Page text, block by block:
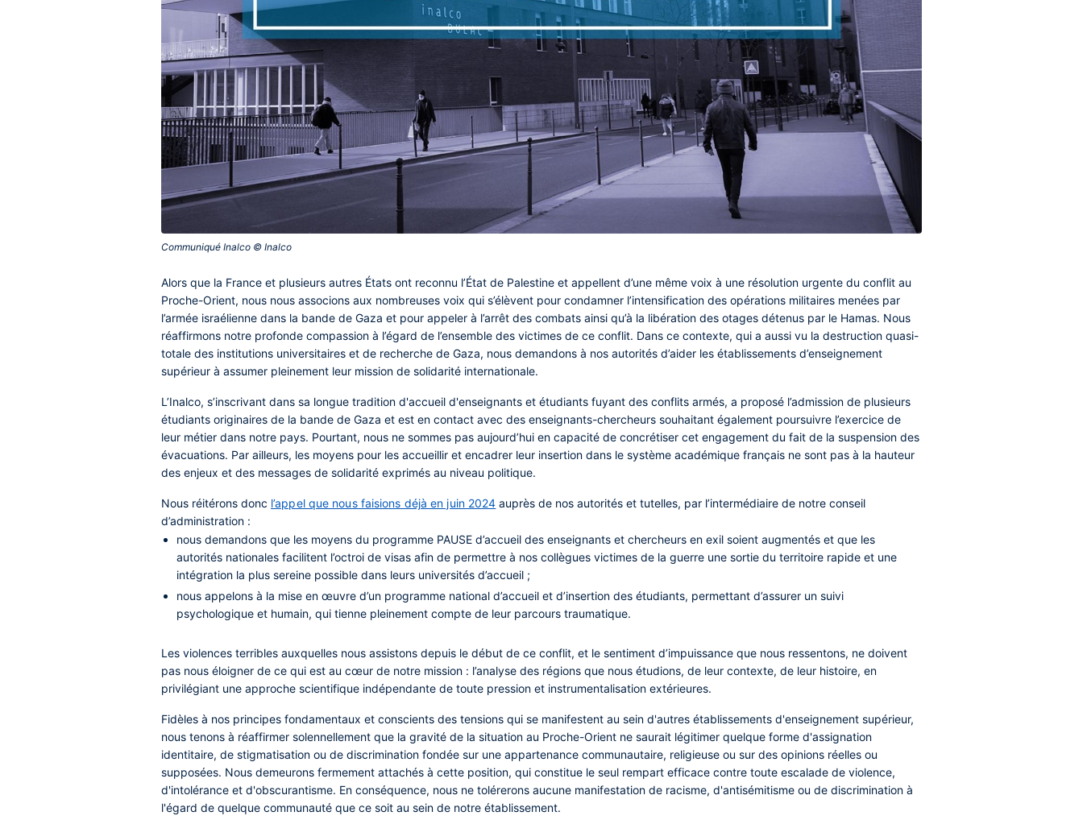
Communiqué Inalco © Inalco‎
Contenu
central
Alors que la France et plusieurs autres États ont reconnu l’État de Palestine et appellent d’une même voix à une résolution urgente du conflit au
Proche-Orient, nous nous associons aux nombreuses voix qui s’élèvent pour condamner l’intensification des opérations militaires menées par
l’armée israélienne dans la bande de Gaza et pour appeler à l’arrêt des combats ainsi qu’à la libération des otages détenus par le Hamas. Nous
réaffirmons notre profonde compassion à l’égard de l’ensemble des victimes de ce conflit. Dans ce contexte, qui a aussi vu la destruction quasi-
totale des institutions universitaires et de recherche de Gaza, nous demandons à nos autorités d’aider les établissements d’enseignement
supérieur à assumer pleinement leur mission de solidarité internationale.
L’Inalco, s’inscrivant dans sa longue tradition d'accueil d'enseignants et étudiants fuyant des conflits armés, a proposé l’admission de plusieurs
étudiants originaires de la bande de Gaza et est en contact avec des enseignants-chercheurs souhaitant également poursuivre l’exercice de
leur métier dans notre pays. Pourtant, nous ne sommes pas aujourd’hui en capacité de concrétiser cet engagement du fait de la suspension des
évacuations. Par ailleurs, les moyens pour les accueillir et encadrer leur insertion dans le système académique français ne sont pas à la hauteur
des enjeux et des messages de solidarité exprimés au niveau politique.
Nous réitérons donc l’appel que nous faisions déjà en juin 2024 auprès de nos autorités et tutelles, par l’intermédiaire de notre conseil
d’administration :
nous demandons que les moyens du programme PAUSE d’accueil des enseignants et chercheurs en exil soient augmentés et que les
autorités nationales facilitent l’octroi de visas afin de permettre à nos collègues victimes de la guerre une sortie du territoire rapide et une
intégration la plus sereine possible dans leurs universités d’accueil ;
nous appelons à la mise en œuvre d’un programme national d’accueil et d’insertion des étudiants, permettant d’assurer un suivi
psychologique et humain, qui tienne pleinement compte de leur parcours traumatique.
Les violences terribles auxquelles nous assistons depuis le début de ce conflit, et le sentiment d’impuissance que nous ressentons, ne doivent
pas nous éloigner de ce qui est au cœur de notre mission : l’analyse des régions que nous étudions, de leur contexte, de leur histoire, en
privilégiant une approche scientifique indépendante de toute pression et instrumentalisation extérieures.
Fidèles à nos principes fondamentaux et conscients des tensions qui se manifestent au sein d'autres établissements d'enseignement supérieur,
nous tenons à réaffirmer solennellement que la gravité de la situation au Proche-Orient ne saurait légitimer quelque forme d'assignation
identitaire, de stigmatisation ou de discrimination fondée sur une appartenance communautaire, religieuse ou sur des opinions réelles ou
supposées. Nous demeurons fermement attachés à cette position, qui constitue le seul rempart efficace contre toute escalade de violence,
d'intolérance et d'obscurantisme. En conséquence, nous ne tolérerons aucune manifestation de racisme, d'antisémitisme ou de discrimination à
l'égard de quelque communauté que ce soit au sein de notre établissement.